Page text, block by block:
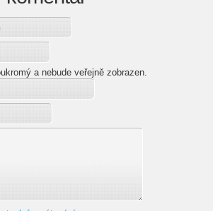
a nebude veřejně zobrazen.